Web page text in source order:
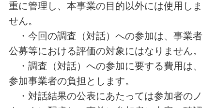
重に管理し、本事業の目的以外には使用しま
せん。
・今回の調査（対話）への参加は、事業者
公募等における評価の対象にはなりません。
・調査（対話）への参加に要する費用は、
参加事業者の負担とします。
・対話結果の公表にあたっては参加者のノ